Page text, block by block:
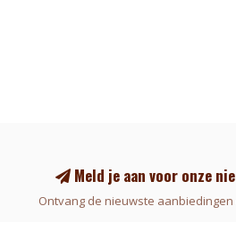
Meld je aan voor onze
Ontvang de nieuwste